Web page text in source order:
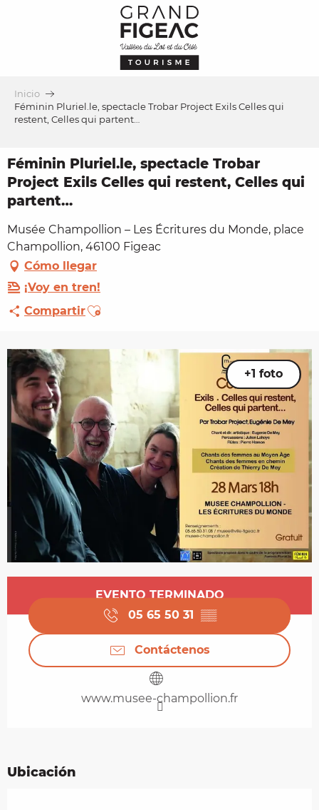
Inicio
Féminin Pluriel.le, spectacle Trobar Project Exils Celles qui
restent, Celles qui partent…
Féminin Pluriel.le, spectacle Trobar
Project Exils Celles qui restent, Celles qui
partent…
Musée Champollion – Les Écritures du Monde, place
Champollion, 46100 Figeac
Cómo llegar
¡Voy en tren!
CompartirAjouter aux favoris
+1 foto
Horarios y datos de contacto
EVENTO TERMINADO
05 65 50 31 ▒▒
Contáctenos
www.musee-champollion.fr
Ubicación